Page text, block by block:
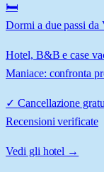
🛏️
Dormi a due passi da
Hotel, B&B e case
Maniace: confronta
✓ Cancellazione
Recensioni verificate
Vedi gli hotel →